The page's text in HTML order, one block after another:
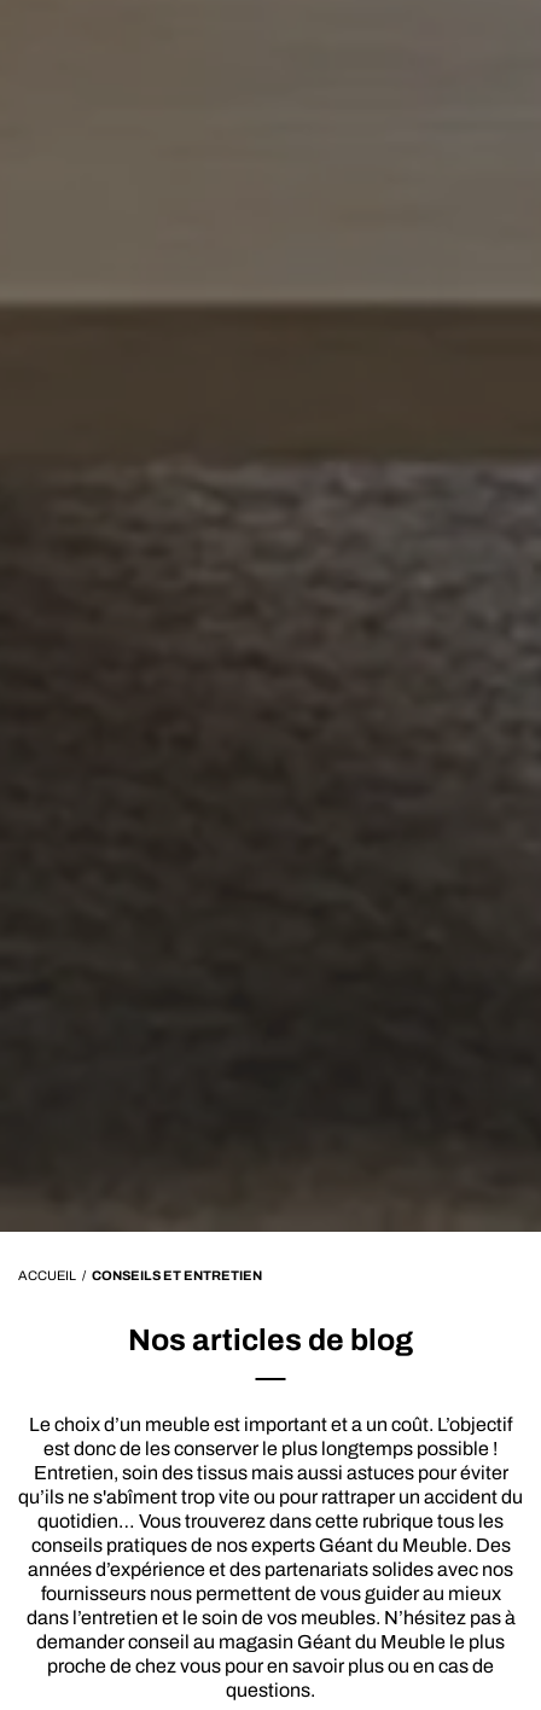
ACCUEIL / CONSEILS ET ENTRETIEN
Nos articles de blog
Le choix d’un meuble est important et a un coût. L’objectif
est donc de les conserver le plus longtemps possible !
Entretien, soin des tissus mais aussi astuces pour éviter
qu’ils ne s'abîment trop vite ou pour rattraper un accident du
quotidien… Vous trouverez dans cette rubrique tous les
conseils pratiques de nos experts Géant du Meuble. Des
années d’expérience et des partenariats solides avec nos
fournisseurs nous permettent de vous guider au mieux
dans l’entretien et le soin de vos meubles. N’hésitez pas à
demander conseil au magasin Géant du Meuble le plus
proche de chez vous pour en savoir plus ou en cas de
questions.